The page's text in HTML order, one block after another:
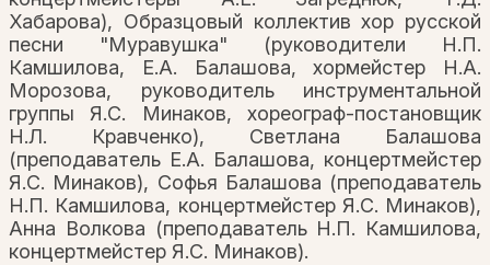
Хабарова), Образцовый коллектив хор русской
песни "Муравушка" (руководители Н.П.
Камшилова, Е.А. Балашова, хормейстер Н.А.
Морозова, руководитель инструментальной
группы Я.С. Минаков, хореограф-постановщик
Н.Л. Кравченко), Светлана Балашова
(преподаватель Е.А. Балашова, концертмейстер
Я.С. Минаков), Софья Балашова (преподаватель
Н.П. Камшилова, концертмейстер Я.С. Минаков),
Анна Волкова (преподаватель Н.П. Камшилова,
концертмейстер Я.С. Минаков).